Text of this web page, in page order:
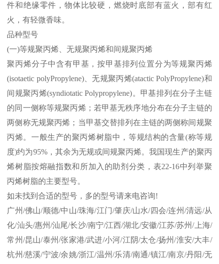
件和绝缘零件，物体比较硬，燃烧时底部有蓝火，部有红
火，有轻微香味。
品种型号
(一)等规聚丙烯、无规聚丙烯和间规聚丙烯
聚丙烯分子中含有甲基，按甲基排列位置分为等规聚丙烯
(isotaetic polyPropylene)、无规聚丙烯(atactic PolyPropylene)和
间规聚丙烯(syndiotatic Polypropylene)。甲基排列在分子主链
的同一侧称等规聚丙烯；若甲基无秩序地分布在分子主链的
两侧称无规聚丙烯；当甲基交替排列在主链的两侧称间规聚
丙烯。一般生产的聚丙烯树脂中，等规结构的含量(称等规
度)约为95%，其余为无规或间规聚丙烯。我国现生产的聚丙
烯树脂按熔融指数和所加入的助剂分类，表22-16中列举聚
丙烯树脂的主要型号。
如未找到合适的型号，多的型号请来电咨询!
广州/佛山/顺德/中山/珠海/江门/肇庆/山水/四会/连州/清远/从
化/汕头/惠州/汕尾/长沙/南宁/江西/湖北/安徽/江苏/苏州/上海/
常州/昆山/泰州/张家港/武进/小河/江阴/太仓/扬州/淮安/大丰/
杭州/慈溪/宁波/余姚/浙江/温州/乐清/南通/镇江/南京/丹阳 /无